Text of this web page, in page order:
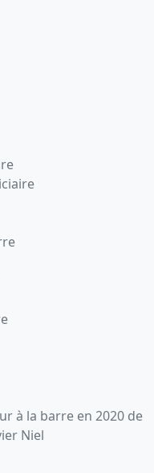
à la barre en 2020 de
Niel